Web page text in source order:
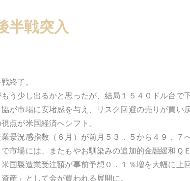
半戦突入
終了。
う少し出るかと思ったが、結局１５４０ドル台で
が市場に安堵感を与え、リスク回避の売りが買い
点が米国経済へシフト。
景況感指数（６月）が前月５３．５から４９．７
市場には、またもやお馴染みの追加的金融緩和Ｑ
国製造業受注額が事前予想０．１％増を大幅に
産」として金が買われる展開に。